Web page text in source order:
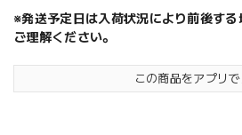
※発送予定日は入荷状況により前後す
ご理解ください。
この商品をアプリで